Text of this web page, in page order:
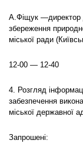
А.Фіщук —директор
збереження
міської ради
12-00 — 12-40
4. Розгляд
забезпечення
міської державної
Запрошені: